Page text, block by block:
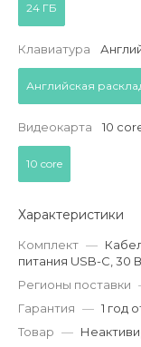
24 ГБ
Клавиатура
Английская
Видеокарта 10
10 core
Характеристики
Комплект —
питания USB-C, 30
Регионы поставки
Гарантия — 1 год
Товар —